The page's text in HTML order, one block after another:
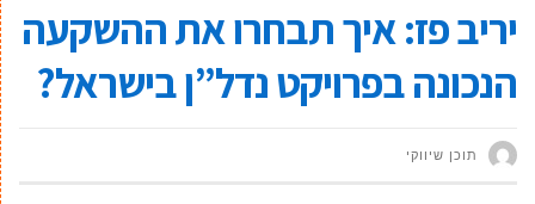
יריב פז: איך תבחרו את ההשקעה
הנכונה בפרויקט נדל”ן בישראל?
תוכן שיווקי